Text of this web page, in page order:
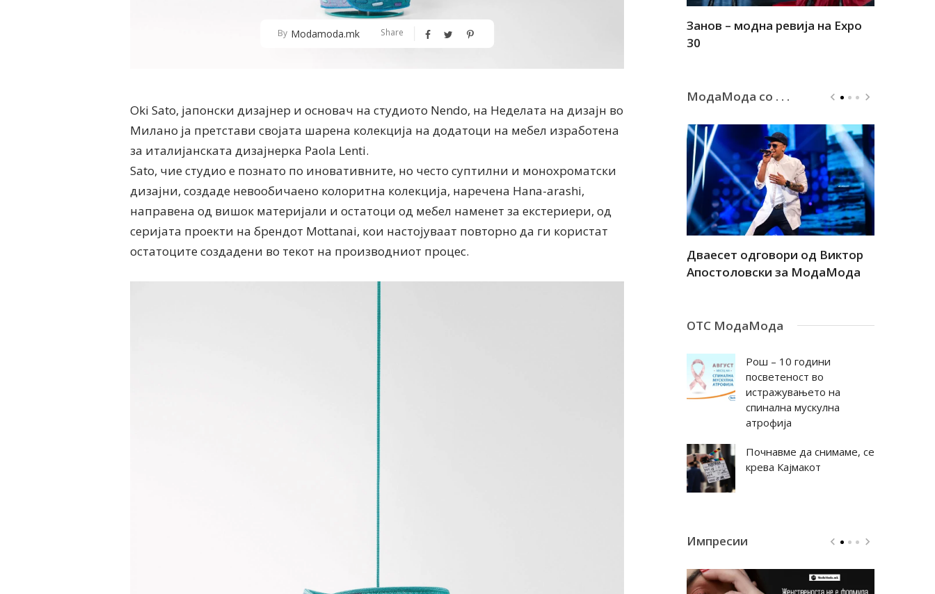
By Modamoda.mk Share
Oki Sato, јапонски дизајнер и основач на студиото Nendo, на Неделата на дизајн во
Милано ја претстави својата шарена колекција на додатоци на мебел изработена
за италијанската дизајнерка Paola Lenti.
Sato, чие студио е познато по иновативните, но често суптилни и монохроматски
дизајни, создаде невообичаено колоритна колекција, наречена Hana-arashi,
направена од вишок материјали и остатоци од мебел наменет за екстериери, од
серијата проекти на брендот Mottanai, кои настојуваат повторно да ги користат
остатоците создадени во текот на производниот процес.
Алшар – модна ревија на Expo
30
Занов – модна ревија на Expo
30
МодаМода со . . .
Дваесет одговори од Милена
Дваесет одговори од Виктор
Апостоловски за МодаМода
ОТС МодаМода
Рош – 10 години
посветеност во
истражувањето на
спинална мускулна
атрофија
Почнавме да снимаме, се
крева Кајмакот
Импресии